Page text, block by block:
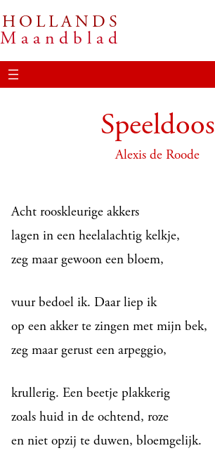
Ga
naar
de
inhoud
HOLLANDS
Maandblad
Speeldoos
Alexis de Roode
Acht rooskleurige akkers
lagen in een heelalachtig kelkje,
zeg maar gewoon een bloem,
vuur bedoel ik. Daar liep ik
op een akker te zingen met mijn bek,
zeg maar gerust een arpeggio,
krullerig. Een beetje plakkerig
zoals huid in de ochtend, roze
en niet opzij te duwen, bloemgelijk.